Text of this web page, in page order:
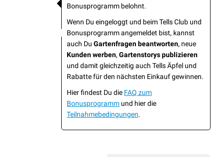
Bonusprogramm belohnt.
Wenn Du eingeloggt und beim Tells Club und
Bonusprogramm angemeldet bist, kannst
auch Du Gartenfragen beantworten, neue
Kunden werben, Gartenstorys publizieren
und damit gleichzeitig auch Tells Äpfel und
Rabatte für den nächsten Einkauf gewinnen.
Hier findest Du die FAQ zum
Bonusprogramm und hier die
Teilnahmebedingungen.